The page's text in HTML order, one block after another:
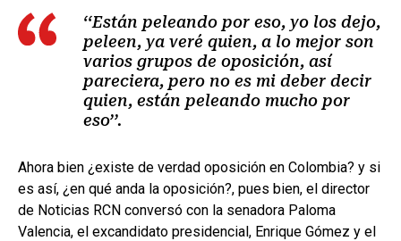
‘‘Están peleando por eso, yo los dejo,
peleen, ya veré quien, a lo mejor son
varios grupos de oposición, así
pareciera, pero no es mi deber decir
quien, están peleando mucho por
eso’’.
Ahora bien ¿existe de verdad oposición en Colombia? y si
es así, ¿en qué anda la oposición?, pues bien, el director
de Noticias RCN conversó con la senadora Paloma
Valencia, el excandidato presidencial, Enrique Gómez y el